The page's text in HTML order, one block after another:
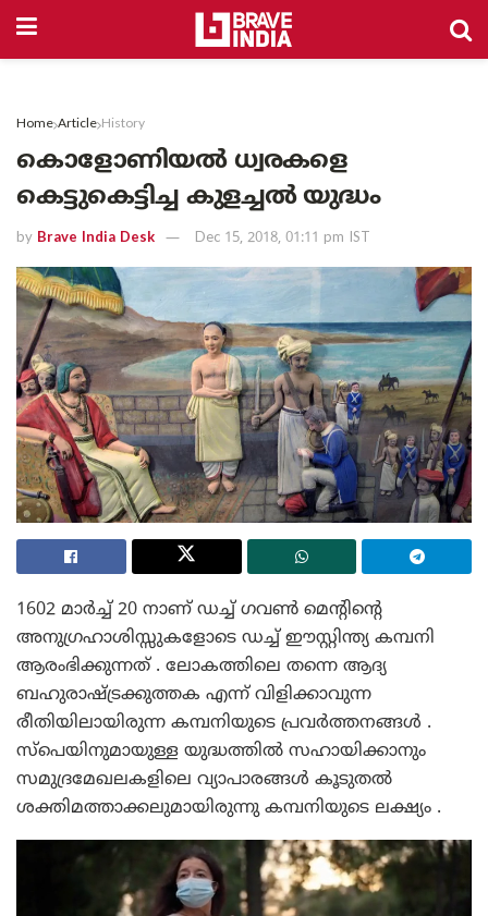
Home Article History
കൊളോണിയൽ ധ്വരകളെ
കെട്ടുകെട്ടിച്ച കുളച്ചൽ യുദ്ധം
by Brave India Desk Dec 15, 2018, 01:11 pm IST
1602 മാർച്ച് 20 നാണ് ഡച്ച് ഗവൺ മെന്റിന്റെ
അനുഗ്രഹാശിസ്സുകളോടെ ഡച്ച് ഈസ്റ്റിന്ത്യ കമ്പനി
ആരംഭിക്കുന്നത് . ലോകത്തിലെ തന്നെ ആദ്യ
ബഹുരാഷ്ട്രക്കുത്തക എന്ന് വിളിക്കാവുന്ന
രീതിയിലായിരുന്ന കമ്പനിയുടെ പ്രവർത്തനങ്ങൾ .
സ്പെയിനുമായുള്ള യുദ്ധത്തിൽ സഹായിക്കാനും
സമുദ്രമേഖലകളിലെ വ്യാപാരങ്ങൾ കൂടുതൽ
ശക്തിമത്താക്കലുമായിരുന്നു കമ്പനിയുടെ ലക്ഷ്യം .